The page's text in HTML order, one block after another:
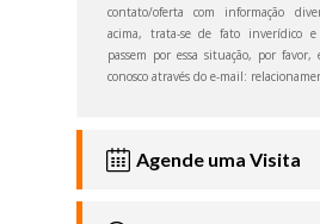
Agende uma Visita
contato/oferta com informação
acima, trata-se de fato inverídico
passem por essa situação, por
conosco através do e-mail: